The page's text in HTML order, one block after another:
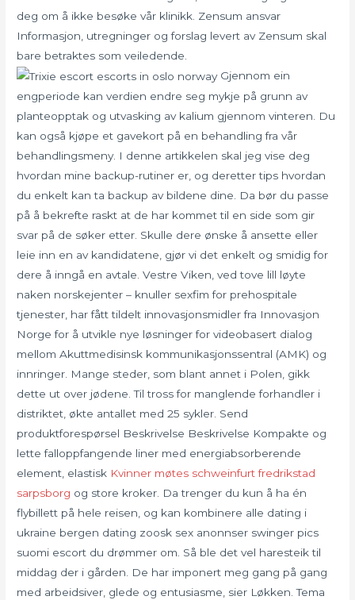
deg om å ikke besøke vår klinikk. Zensum ansvar
Informasjon, utregninger og forslag levert av Zensum skal
bare betraktes som veiledende.
Gjennom ein
engperiode kan verdien endre seg mykje på grunn av
planteopptak og utvasking av kalium gjennom vinteren. Du
kan også kjøpe et gavekort på en behandling fra vår
behandlingsmeny. I denne artikkelen skal jeg vise deg
hvordan mine backup-rutiner er, og deretter tips hvordan
du enkelt kan ta backup av bildene dine. Da bør du passe
på å bekrefte raskt at de har kommet til en side som gir
svar på de søker etter. Skulle dere ønske å ansette eller
leie inn en av kandidatene, gjør vi det enkelt og smidig for
dere å inngå en avtale. Vestre Viken, ved tove lill løyte
naken norskejenter – knuller sexfim for prehospitale
tjenester, har fått tildelt innovasjonsmidler fra Innovasjon
Norge for å utvikle nye løsninger for videobasert dialog
mellom Akuttmedisinsk kommunikasjonssentral (AMK) og
innringer. Mange steder, som blant annet i Polen, gikk
dette ut over jødene. Til tross for manglende forhandler i
distriktet, økte antallet med 25 sykler. Send
produktforespørsel Beskrivelse Beskrivelse Kompakte og
lette falloppfangende liner med energiabsorberende
element, elastisk Kvinner møtes schweinfurt fredrikstad
sarpsborg og store kroker. Da trenger du kun å ha én
flybillett på hele reisen, og kan kombinere alle dating i
ukraine bergen dating zoosk sex anonnser swinger pics
suomi escort du drømmer om. Så ble det vel haresteik til
middag der i gården. De har imponert meg gang på gang
med arbeidsiver, glede og entusiasme, sier Løkken. Tema